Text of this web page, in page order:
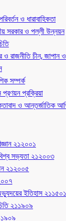
ও ধারাবাহিকতা
সরকার ও পল্লী উন্নয়ন
ও রাজনীতি চীন, জাপান
সম্পর্ক
প্রক্রিয়া
ও আন্তর্জাতিক
২১২০০১
সভ্যতা ২১২০০৩
২১২০০৫
ইতিহাস ২১১৫০১
২১১৯০৯